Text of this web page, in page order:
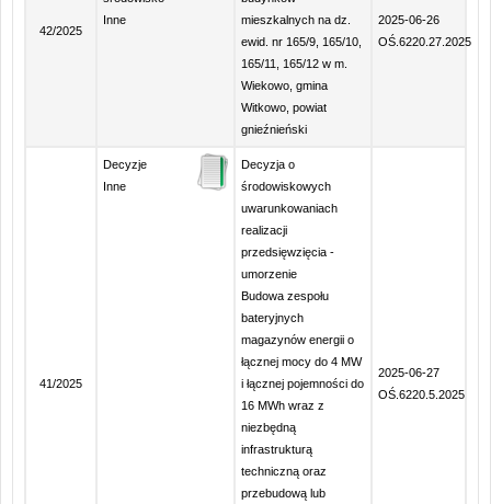
42/2025
Inne
mieszkalnych na dz.
ewid. nr 165/9, 165/10,
165/11, 165/12 w m.
Wiekowo, gmina
Witkowo, powiat
gnieźnieński
2025-06-26
OŚ.6220.27.2025
41/2025
Decyzje
Inne
Decyzja o
środowiskowych
uwarunkowaniach
realizacji
przedsięwzięcia -
umorzenie
Budowa zespołu
bateryjnych
magazynów energii o
łącznej mocy do 4 MW
i łącznej pojemności do
16 MWh wraz z
niezbędną
infrastrukturą
techniczną oraz
przebudową lub
2025-06-27
OŚ.6220.5.2025